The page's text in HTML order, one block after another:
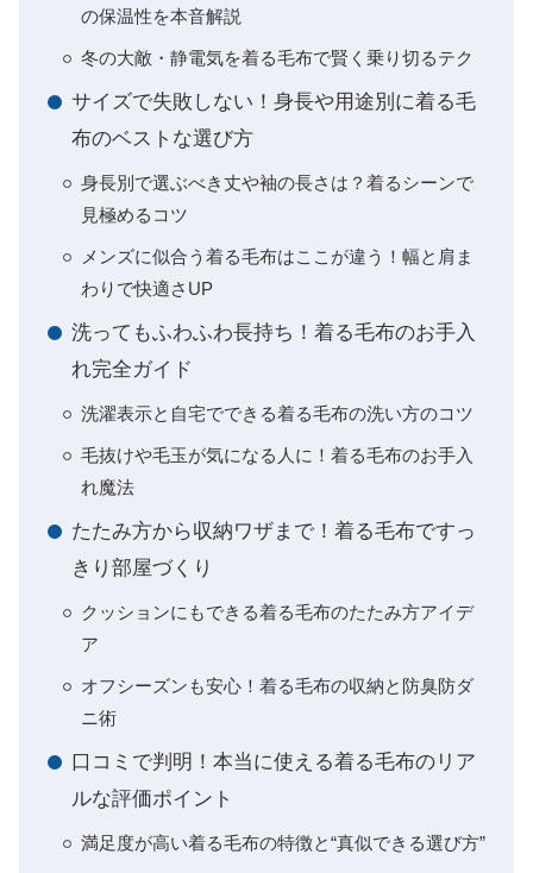
の保温性を本音解説
冬の大敵・静電気を着る毛布で賢く乗り切るテク
サイズで失敗しない！身長や用途別に着る毛
布のベストな選び方
身長別で選ぶべき丈や袖の長さは？着るシーンで
見極めるコツ
メンズに似合う着る毛布はここが違う！幅と肩ま
わりで快適さUP
洗ってもふわふわ長持ち！着る毛布のお手入
れ完全ガイド
洗濯表示と自宅でできる着る毛布の洗い方のコツ
毛抜けや毛玉が気になる人に！着る毛布のお手入
れ魔法
たたみ方から収納ワザまで！着る毛布ですっ
きり部屋づくり
クッションにもできる着る毛布のたたみ方アイデ
ア
オフシーズンも安心！着る毛布の収納と防臭防ダ
ニ術
口コミで判明！本当に使える着る毛布のリア
ルな評価ポイント
満足度が高い着る毛布の特徴と“真似できる選び方”